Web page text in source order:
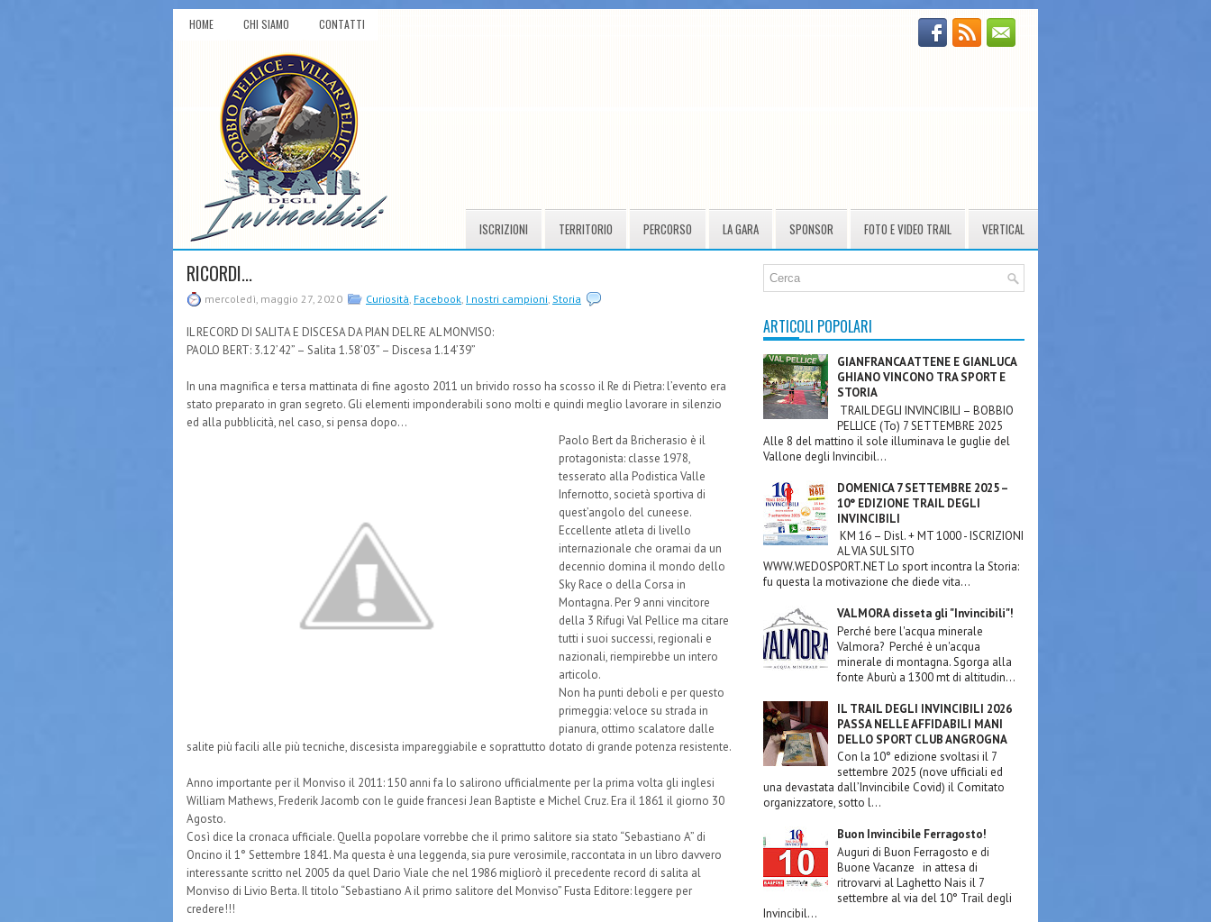
HOME CHI SIAMO CONTATTI
ISCRIZIONI TERRITORIO PERCORSO LA GARA SPONSOR FOTO E VIDEO TRAIL VERTICAL
RICORDI...
mercoledì, maggio 27, 2020 Curiosità, Facebook, I nostri campioni, Storia
IL RECORD DI SALITA E DISCESA DA PIAN DEL RE AL MONVISO:
PAOLO BERT: 3.12’42” – Salita 1.58’03” – Discesa 1.14’39”
In una magnifica e tersa mattinata di fine agosto 2011 un brivido rosso ha scosso il Re di Pietra: l’evento era
stato preparato in gran segreto. Gli elementi imponderabili sono molti e quindi meglio lavorare in silenzio
ed alla pubblicità, nel caso, si pensa dopo…
Paolo Bert da Bricherasio è il
protagonista: classe 1978,
tesserato alla Podistica Valle
Infernotto, società sportiva di
quest’angolo del cuneese.
Eccellente atleta di livello
internazionale che oramai da un
decennio domina il mondo dello
Sky Race o della Corsa in
Montagna. Per 9 anni vincitore
della 3 Rifugi Val Pellice ma citare
tutti i suoi successi, regionali e
nazionali, riempirebbe un intero
articolo.
Non ha punti deboli e per questo
primeggia: veloce su strada in
pianura, ottimo scalatore dalle
salite più facili alle più tecniche, discesista impareggiabile e soprattutto dotato di grande potenza resistente.
Anno importante per il Monviso il 2011: 150 anni fa lo salirono ufficialmente per la prima volta gli inglesi
William Mathews, Frederik Jacomb con le guide francesi Jean Baptiste e Michel Cruz. Era il 1861 il giorno 30
Agosto.
Così dice la cronaca ufficiale. Quella popolare vorrebbe che il primo salitore sia stato “Sebastiano A” di
Oncino il 1° Settembre 1841. Ma questa è una leggenda, sia pure verosimile, raccontata in un libro davvero
interessante scritto nel 2005 da quel Dario Viale che nel 1986 migliorò il precedente record di salita al
Monviso di Livio Berta. Il titolo “Sebastiano A il primo salitore del Monviso” Fusta Editore: leggere per
credere!!!
ARTICOLI POPOLARI
GIANFRANCA ATTENE E GIANLUCA
GHIANO VINCONO TRA SPORT E
STORIA
TRAIL DEGLI INVINCIBILI – BOBBIO
PELLICE (To) 7 SETTEMBRE 2025
Alle 8 del mattino il sole illuminava le guglie del
Vallone degli Invincibil...
DOMENICA 7 SETTEMBRE 2025 –
10° EDIZIONE TRAIL DEGLI
INVINCIBILI
KM 16 – Disl. + MT 1000 - ISCRIZIONI
AL VIA SUL SITO
WWW.WEDOSPORT.NET Lo sport incontra la Storia:
fu questa la motivazione che diede vita...
VALMORA disseta gli "Invincibili"!
Perché bere l'acqua minerale
Valmora? Perché è un'acqua
minerale di montagna. Sgorga alla
fonte Aburù a 1300 mt di altitudin...
IL TRAIL DEGLI INVINCIBILI 2026
PASSA NELLE AFFIDABILI MANI
DELLO SPORT CLUB ANGROGNA
Con la 10° edizione svoltasi il 7
settembre 2025 (nove ufficiali ed
una devastata dall’Invincibile Covid) il Comitato
organizzatore, sotto l...
Buon Invincibile Ferragosto!
Auguri di Buon Ferragosto e di
Buone Vacanze in attesa di
ritrovarvi al Laghetto Nais il 7
settembre al via del 10° Trail degli
Invincibil...